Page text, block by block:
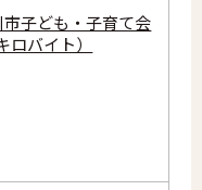
子ども・子育て会
バイト）